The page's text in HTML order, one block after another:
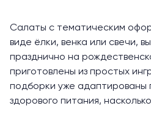
Салаты с тематическим
виде ёлки, венка или свечи,
празднично на
приготовлены из простых
подборки уже адаптированы
здорового питания,